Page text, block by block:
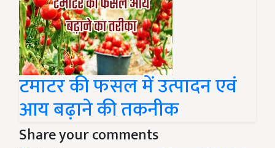
टमाटर की फसल में उत्पादन एवं
आय बढ़ाने की तकनीक
Share your comments